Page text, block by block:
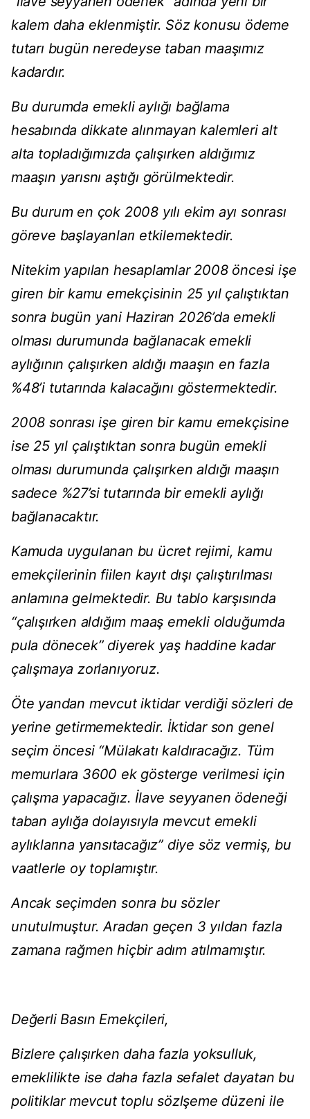
kalem daha eklenmiştir. Söz konusu ödeme
tutarı bugün neredeyse taban maaşımız
kadardır.
Bu durumda emekli aylığı bağlama
hesabında dikkate alınmayan kalemleri alt
alta topladığımızda çalışırken aldığımız
maaşın yarısnı aştığı görülmektedir.
Bu durum en çok 2008 yılı ekim ayı sonrası
göreve başlayanları etkilemektedir.
Nitekim yapılan hesaplamlar 2008 öncesi işe
giren bir kamu emekçisinin 25 yıl çalıştıktan
sonra bugün yani Haziran 2026’da emekli
olması durumunda bağlanacak emekli
aylığının çalışırken aldığı maaşın en fazla
%48’i tutarında kalacağını göstermektedir.
2008 sonrası işe giren bir kamu emekçisine
ise 25 yıl çalıştıktan sonra bugün emekli
olması durumunda çalışırken aldığı maaşın
sadece %27’si tutarında bir emekli aylığı
bağlanacaktır.
Kamuda uygulanan bu ücret rejimi, kamu
emekçilerinin fiilen kayıt dışı çalıştırılması
anlamına gelmektedir. Bu tablo karşısında
“çalışırken aldığım maaş emekli olduğumda
pula dönecek” diyerek yaş haddine kadar
çalışmaya zorlanıyoruz.
Öte yandan mevcut iktidar verdiği sözleri de
yerine getirmemektedir. İktidar son genel
seçim öncesi “Mülakatı kaldıracağız. Tüm
memurlara 3600 ek gösterge verilmesi için
çalışma yapacağız. İlave seyyanen ödeneği
taban aylığa dolayısıyla mevcut emekli
aylıklarına yansıtacağız” diye söz vermiş, bu
vaatlerle oy toplamıştır.
Ancak seçimden sonra bu sözler
unutulmuştur. Aradan geçen 3 yıldan fazla
zamana rağmen hiçbir adım atılmamıştır.
Değerli Basın Emekçileri,
Bizlere çalışırken daha fazla yoksulluk,
emeklilikte ise daha fazla sefalet dayatan bu
politiklar mevcut toplu sözlşeme düzeni ile